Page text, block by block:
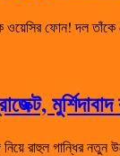
ওয়েসির ফোন! দল
নিয়ে রাহুল গান্ধির